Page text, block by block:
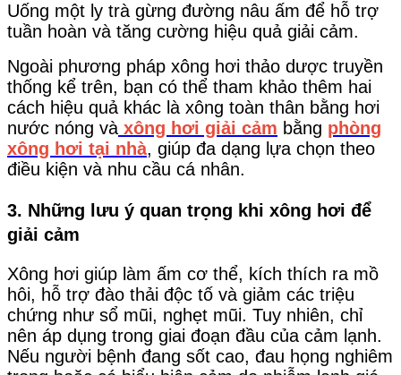
Uống một ly trà gừng đường nâu ấm để hỗ trợ
tuần hoàn và tăng cường hiệu quả giải cảm.
Ngoài phương pháp xông hơi thảo dược truyền
thống kể trên, bạn có thể tham khảo thêm hai
cách hiệu quả khác là xông toàn thân bằng hơi
nước nóng và xông hơi giải cảm bằng phòng
xông hơi tại nhà, giúp đa dạng lựa chọn theo
điều kiện và nhu cầu cá nhân.
3. Những lưu ý quan trọng khi xông hơi để
giải cảm
Xông hơi giúp làm ấm cơ thể, kích thích ra mồ
hôi, hỗ trợ đào thải độc tố và giảm các triệu
chứng như sổ mũi, nghẹt mũi. Tuy nhiên, chỉ
nên áp dụng trong giai đoạn đầu của cảm lạnh.
Nếu người bệnh đang sốt cao, đau họng nghiêm